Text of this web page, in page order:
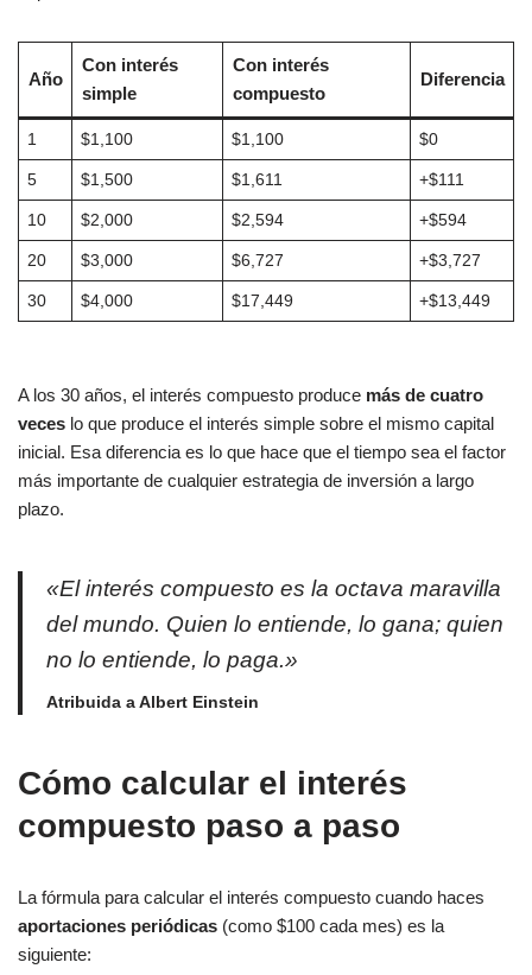
Año
Con interés
simple
Con interés
compuesto
Diferencia
1 $1,100 $1,100 $0
5 $1,500 $1,611 +$111
10 $2,000 $2,594 +$594
20 $3,000 $6,727 +$3,727
30 $4,000 $17,449 +$13,449
A los 30 años, el interés compuesto produce más de cuatro
veces lo que produce el interés simple sobre el mismo capital
inicial. Esa diferencia es lo que hace que el tiempo sea el factor
más importante de cualquier estrategia de inversión a largo
plazo.
«El interés compuesto es la octava maravilla
del mundo. Quien lo entiende, lo gana; quien
no lo entiende, lo paga.»
Atribuida a Albert Einstein
Cómo calcular el interés
compuesto paso a paso
La fórmula para calcular el interés compuesto cuando haces
aportaciones periódicas (como $100 cada mes) es la
siguiente: